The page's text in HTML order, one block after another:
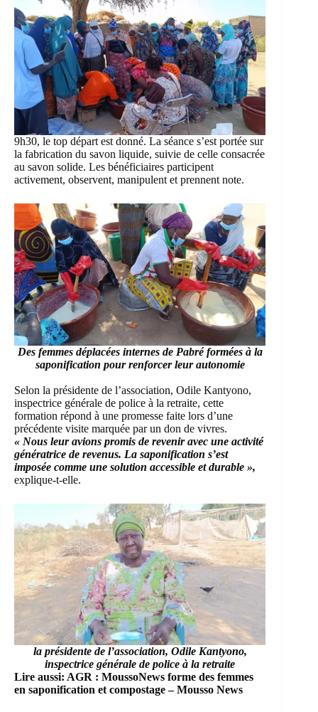
9h30, le top départ est donné. La séance s’est portée sur
la fabrication du savon liquide, suivie de celle consacrée
au savon solide. Les bénéficiaires participent
activement, observent, manipulent et prennent note.
Des femmes déplacées internes de Pabré formées à la
saponification pour renforcer leur autonomie
Selon la présidente de l’association, Odile Kantyono,
inspectrice générale de police à la retraite, cette
formation répond à une promesse faite lors d’une
précédente visite marquée par un don de vivres.
« Nous leur avions promis de revenir avec une activité
génératrice de revenus. La saponification s’est
imposée comme une solution accessible et durable »,
explique-t-elle.
la présidente de l’association, Odile Kantyono,
inspectrice générale de police à la retraite
Lire aussi: AGR : MoussoNews forme des femmes
en saponification et compostage – Mousso News